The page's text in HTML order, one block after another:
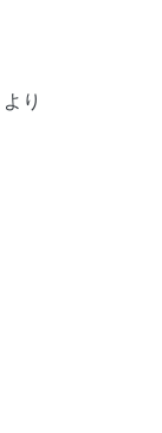
より